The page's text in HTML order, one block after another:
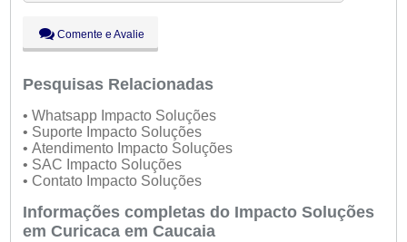
Sex:
09:00 - 18:00
Sáb:
Fechado
Dom:
Fechado
Comente e Avalie
Pesquisas Relacionadas
• Whatsapp Impacto Soluções
• Suporte Impacto Soluções
• Atendimento Impacto Soluções
• SAC Impacto Soluções
• Contato Impacto Soluções
Informações completas do Impacto Soluções
em Curicaca em Caucaia